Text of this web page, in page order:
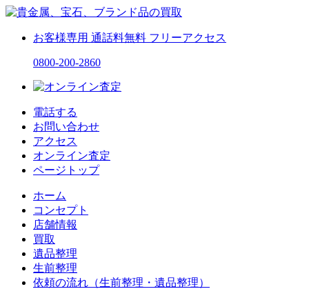
お客様専用 通話料無料 フリーアクセス
0800-200-2860
電話する
お問い合わせ
アクセス
オンライン査定
ページトップ
ホーム
コンセプト
店舗情報
買取
遺品整理
生前整理
依頼の流れ（生前整理・遺品整理）